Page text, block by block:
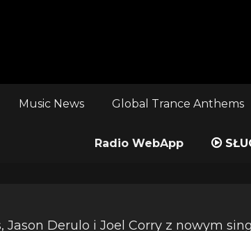
Music News Global Trance Anthems
Radio WebApp